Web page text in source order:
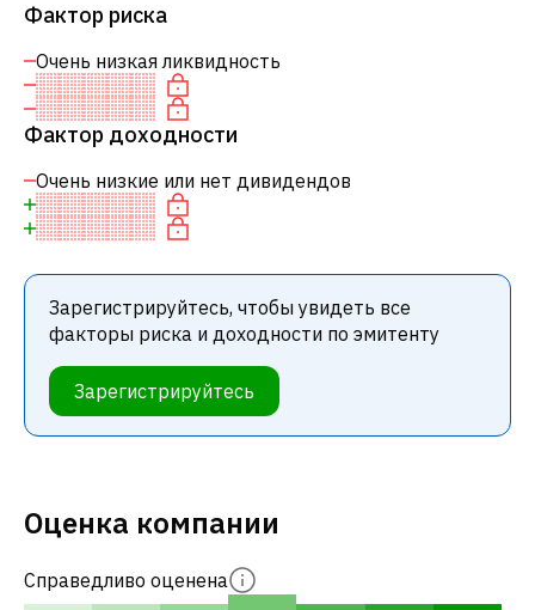
Фактор риска
Очень низкая ликвидность
Фактор доходности
Очень низкие или нет дивидендов
Зарегистрируйтесь, чтобы увидеть все
факторы риска и доходности по эмитенту
Зарегистрируйтесь
Оценка компании
Справедливо оценена